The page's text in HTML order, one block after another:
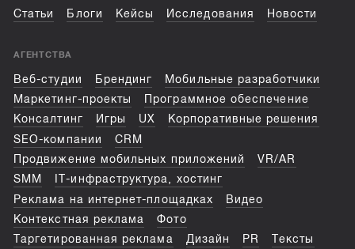
Статьи Блоги Кейсы Исследования Новости
АГЕНТСТВА
Веб-студии Брендинг
Мобильные разработчики
Маркетинг-проекты
Программное обеспечение
Консалтинг
Игры UX
Корпоративные решения
SEO-компании
CRM
Продвижение мобильных приложений
VR/AR
SMM
IT-инфраструктура, хостинг
Реклама на интернет-площадках
Видео
Контекстная реклама
Фото
Таргетированная реклама
Дизайн PR
Тексты